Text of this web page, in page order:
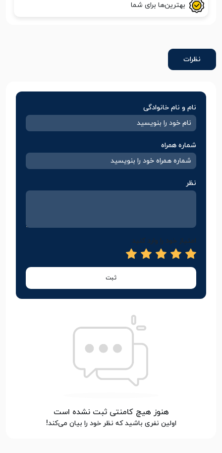
بهترین‌ها برای شما
نظرات
نام و نام خانوادگی
شماره همراه
نظر
امتیاز خود را وارد کنید
ثبت
هنوز هیچ کامنتی ثبت نشده است
اولین نفری باشید که نظر خود را بیان می‌کند!